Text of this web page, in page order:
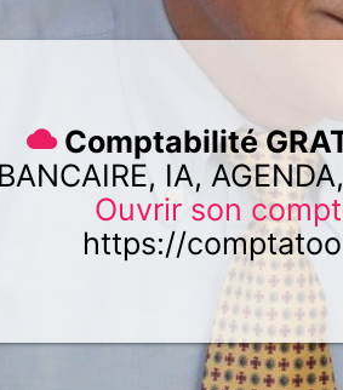
Comptabilité
IA,
Ouvrir son
https://